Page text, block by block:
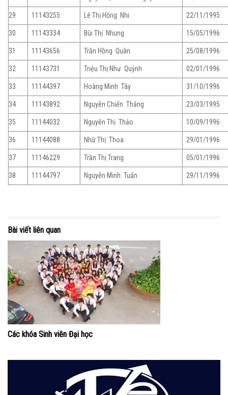
29 11143255 Lê Thị Hồng Nhi 22/11/1995
30 11143334 Bùi Thị Nhung 15/05/1996
31 11143656 Trần Hồng Quân 25/08/1996
32 11143731 Triệu Thị Như Quỳnh 02/01/1996
33 11144397 Hoàng Minh Tây 31/10/1996
34 11143892 Nguyễn Chiến Thắng 23/03/1995
35 11144032 Nguyễn Thị Thảo 10/09/1996
36 11144088 Nhữ Thị Thoa 29/01/1996
37 11146229 Trần Thị Trang 05/01/1996
38 11144797 Nguyễn Minh Tuấn 29/11/1996
Bài viết liên quan
Các khóa Sinh viên Đại học